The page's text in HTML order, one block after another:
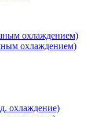
охлаждением)
охлаждением)
охлаждение)